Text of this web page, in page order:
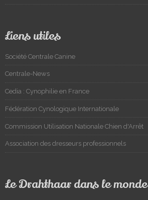
Liens utiles
Société Centrale Canine
Centrale-News
Cedia : Cynophilie en France
Fédération Cynologique Internationale
Commission Utilisation Nationale Chien d'Arrêt
Association des dresseurs professionnels
Le Drahthaar dans le monde